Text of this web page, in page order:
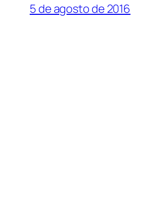
5 de agosto de 2016